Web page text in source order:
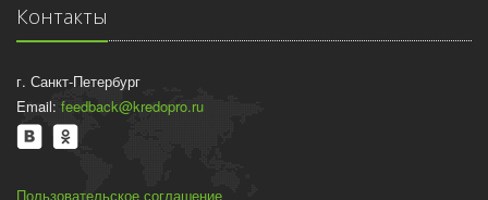
Контакты
г. Санкт-Петербург
Email: feedback@kredopro.ru
Пользовательское соглашение